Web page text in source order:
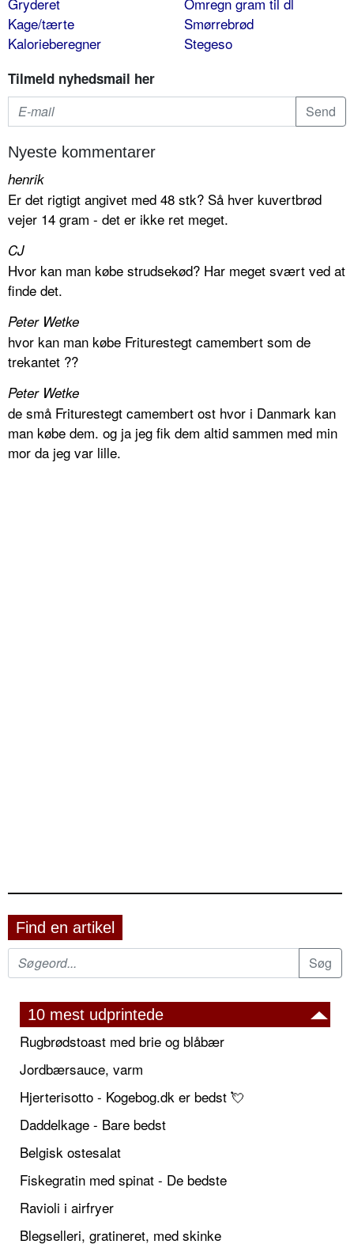
Kage/tærte
Kalorieberegner
Smørrebrød
Stegeso
Tilmeld nyhedsmail her
Nyeste kommentarer
henrik
Er det rigtigt angivet med 48 stk? Så hver kuvertbrød
vejer 14 gram - det er ikke ret meget.
CJ
Hvor kan man købe strudsekød? Har meget svært ved at
finde det.
Peter Wetke
hvor kan man købe Friturestegt camembert som de
trekantet ??
Peter Wetke
de små Friturestegt camembert ost hvor i Danmark kan
man købe dem. og ja jeg fik dem altid sammen med min
mor da jeg var lille.
Find en artikel
10 mest udprintede
Rugbrødstoast med brie og blåbær
Jordbærsauce, varm
Hjerterisotto - Kogebog.dk er bedst 💘
Daddelkage - Bare bedst
Belgisk ostesalat
Fiskegratin med spinat - De bedste
Ravioli i airfryer
Blegselleri, gratineret, med skinke